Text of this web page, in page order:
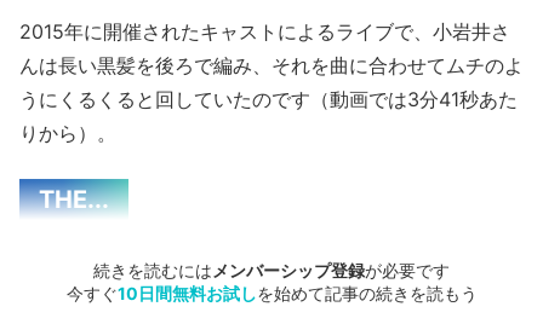
2015年に開催されたキャストによるライブで、小岩井さ
んは長い黒髪を後ろで編み、それを曲に合わせてムチのよ
うにくるくると回していたのです（動画では3分41秒あた
りから）。
THE...
続きを読むには メンバーシップ登録が必要です
今すぐ10日間無料お試しを始めて記事の続きを読もう